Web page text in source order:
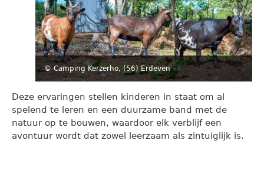
© Camping Kerzerho, (56) Erdeven
Deze ervaringen stellen kinderen in staat om al
spelend te leren en een duurzame band met de
natuur op te bouwen, waardoor elk verblijf een
avontuur wordt dat zowel leerzaam als zintuiglijk is.